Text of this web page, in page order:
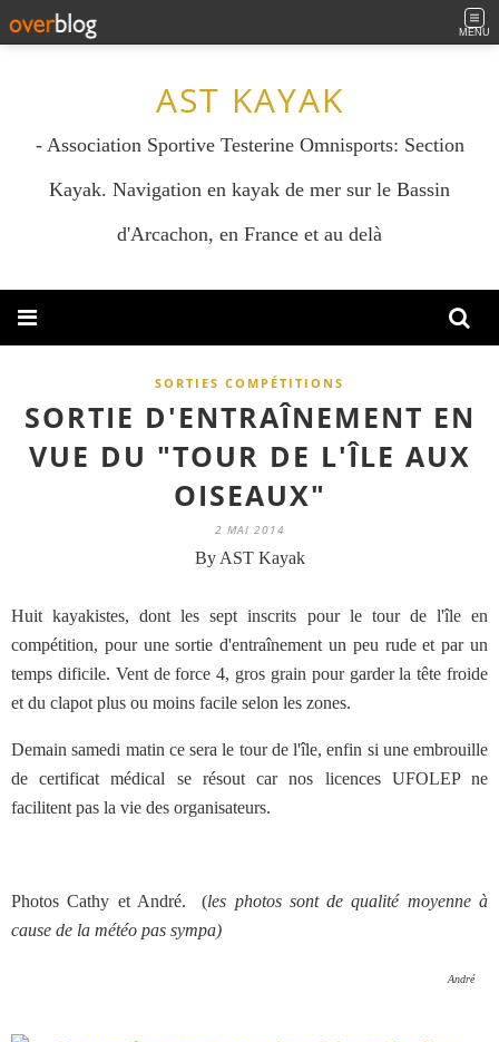
MENU
AST KAYAK
- Association Sportive Testerine Omnisports: Section
Kayak. Navigation en kayak de mer sur le Bassin
d'Arcachon, en France et au delà
SORTIES COMPÉTITIONS
SORTIE D'ENTRAÎNEMENT EN
VUE DU "TOUR DE L'ÎLE AUX
OISEAUX"
2 MAI 2014
By AST Kayak
Huit kayakistes, dont les sept inscrits pour le tour de l'île en
compétition, pour une sortie d'entraînement un peu rude et par un
temps dificile. Vent de force 4, gros grain pour garder la tête froide
et du clapot plus ou moins facile selon les zones.
Demain samedi matin ce sera le tour de l'île, enfin si une embrouille
de certificat médical se résout car nos licences UFOLEP ne
facilitent pas la vie des organisateurs.
Photos Cathy et André. (les photos sont de qualité moyenne à
cause de la météo pas sympa)
André